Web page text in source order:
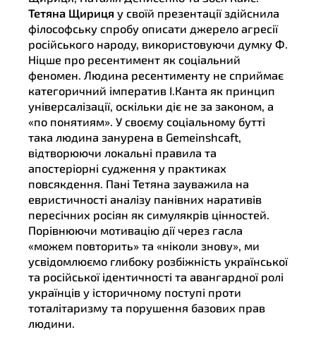
Тетяна Щириця у своїй презентації здійснила
філософську спробу описати джерело агресії
російського народу, використовуючи думку Ф.
Ніцше про ресентимент як соціальний
феномен. Людина ресентименту не сприймає
категоричний імператив І.Канта як принцип
універсалізації, оскільки діє не за законом, а
«по понятиям». У своєму соціальному бутті
така людина занурена в Gemeinshcaft,
відтворюючи локальні правила та
апостеріорні судження у практиках
повсякдення. Пані Тетяна зауважила на
евристичності аналізу панівних наративів
пересічних росіян як симулякрів цінностей.
Порівнюючи мотивацію дії через гасла
«можем повторить» та «ніколи знову», ми
усвідомлюємо глибоку розбіжність української
та російської ідентичності та авангардної ролі
українців у історичному поступі проти
тоталітаризму та порушення базових прав
людини.